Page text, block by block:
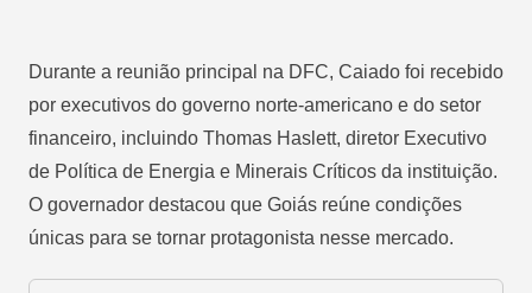
Durante a reunião principal na DFC, Caiado foi recebido
por executivos do governo norte-americano e do setor
financeiro, incluindo Thomas Haslett, diretor Executivo
de Política de Energia e Minerais Críticos da instituição.
O governador destacou que Goiás reúne condições
únicas para se tornar protagonista nesse mercado.